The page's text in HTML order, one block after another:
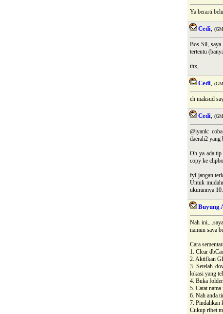
Ya berarti
Cedi,
Bos Sil, saya
tertentu
thx,
Cedi,
eh maksud
Cedi,
@iyank:
daerah2
Oh ya ada tip
copy ke
fyi jangan
Untuk
ukurannya
Buyung
Nah
namun saya
Cara
1. Clear
2. Aktifkan
3. Setelah
lokasi yang
4. Buka
5. Catat
6. Nah anda
7. Pindahkan
Cukup ribet